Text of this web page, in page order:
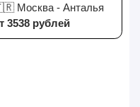
Москва - Анталья
3538 рублей